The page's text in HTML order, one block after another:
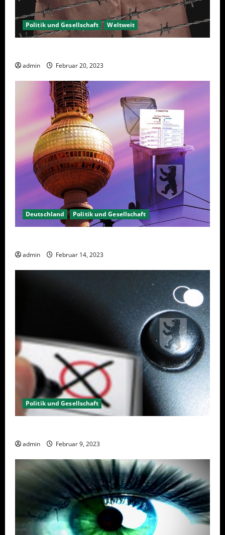
Politik und Gesellschaft Weltweit
admin Februar 20, 2023
Deutschland Politik und Gesellschaft
admin Februar 14, 2023
Politik und Gesellschaft
admin Februar 9, 2023